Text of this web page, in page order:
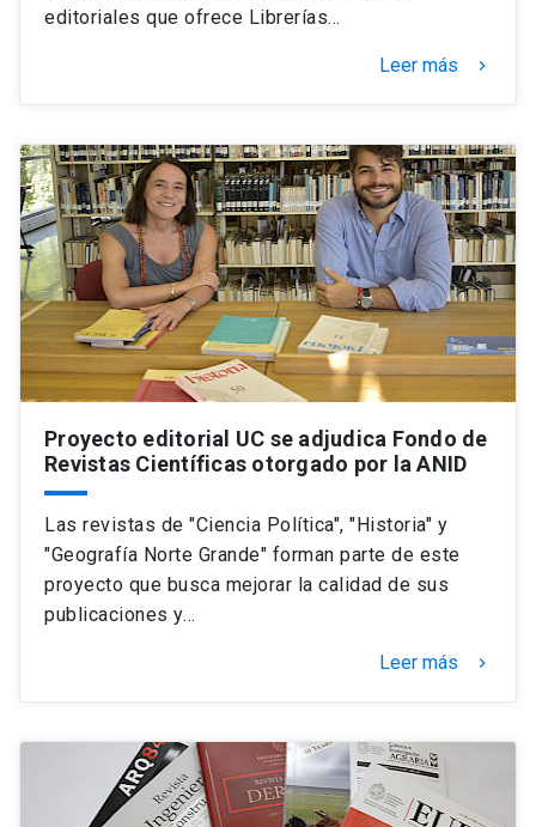
editoriales que ofrece Librerías…
Leer más keyboard_arrow_right
Proyecto editorial UC se adjudica Fondo de
Revistas Científicas otorgado por la ANID
Las revistas de "Ciencia Política", "Historia" y
"Geografía Norte Grande" forman parte de este
proyecto que busca mejorar la calidad de sus
publicaciones y…
Leer más keyboard_arrow_right